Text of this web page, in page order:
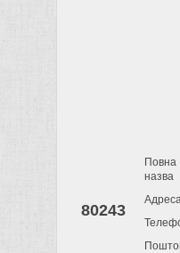
80243
Повна
назва